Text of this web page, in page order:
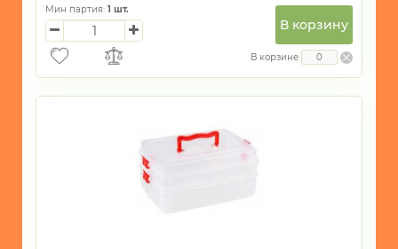
Мин партия: 1 шт.
В корзину
В корзине